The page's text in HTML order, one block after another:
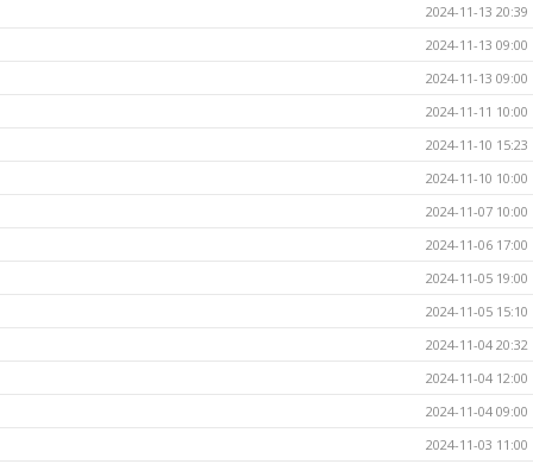
2024-11-13 20:39
2024-11-13 09:00
2024-11-13 09:00
2024-11-11 10:00
2024-11-10 15:23
2024-11-10 10:00
2024-11-07 10:00
2024-11-06 17:00
2024-11-05 19:00
2024-11-05 15:10
2024-11-04 20:32
2024-11-04 12:00
2024-11-04 09:00
2024-11-03 11:00